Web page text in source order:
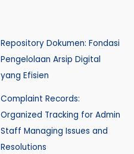
Repository Dokumen: Fondasi
Pengelolaan Arsip Digital
yang Efisien
Complaint Records:
Organized Tracking for Admin
Staff Managing Issues and
Resolutions